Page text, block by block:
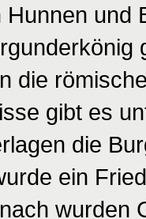
Hunnen und
die
gibt es
die
ein
wurden